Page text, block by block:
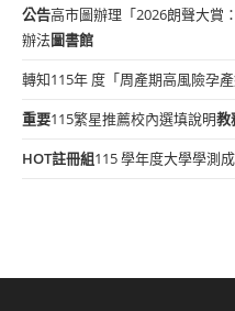
公告高市圖辦理「2026朗聲大賞
辦法圖書館
轉知115年 度「周產期高風險孕
重要115繁星推薦校內選填說明教
HOT註冊組115 學年度大學學測